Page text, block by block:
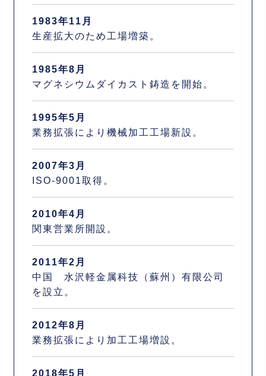
1983年11月
生産拡大のため工場増築。
1985年8月
マグネシウムダイカスト鋳造を開始。
1995年5月
業務拡張により機械加工工場新設。
2007年3月
ISO-9001取得。
2010年4月
関東営業所開設。
2011年2月
中国 水沢軽金属科技（蘇州）有限公司
を設立。
2012年8月
業務拡張により加工工場増設。
2018年5月